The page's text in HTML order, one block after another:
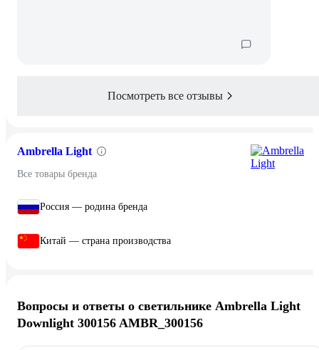
Посмотреть все отзывы
Ambrella Light
Все товары бренда
Россия — родина бренда
Китай — страна производства
Вопросы и ответы о светильнике Ambrella Light
Downlight 300156 AMBR_300156